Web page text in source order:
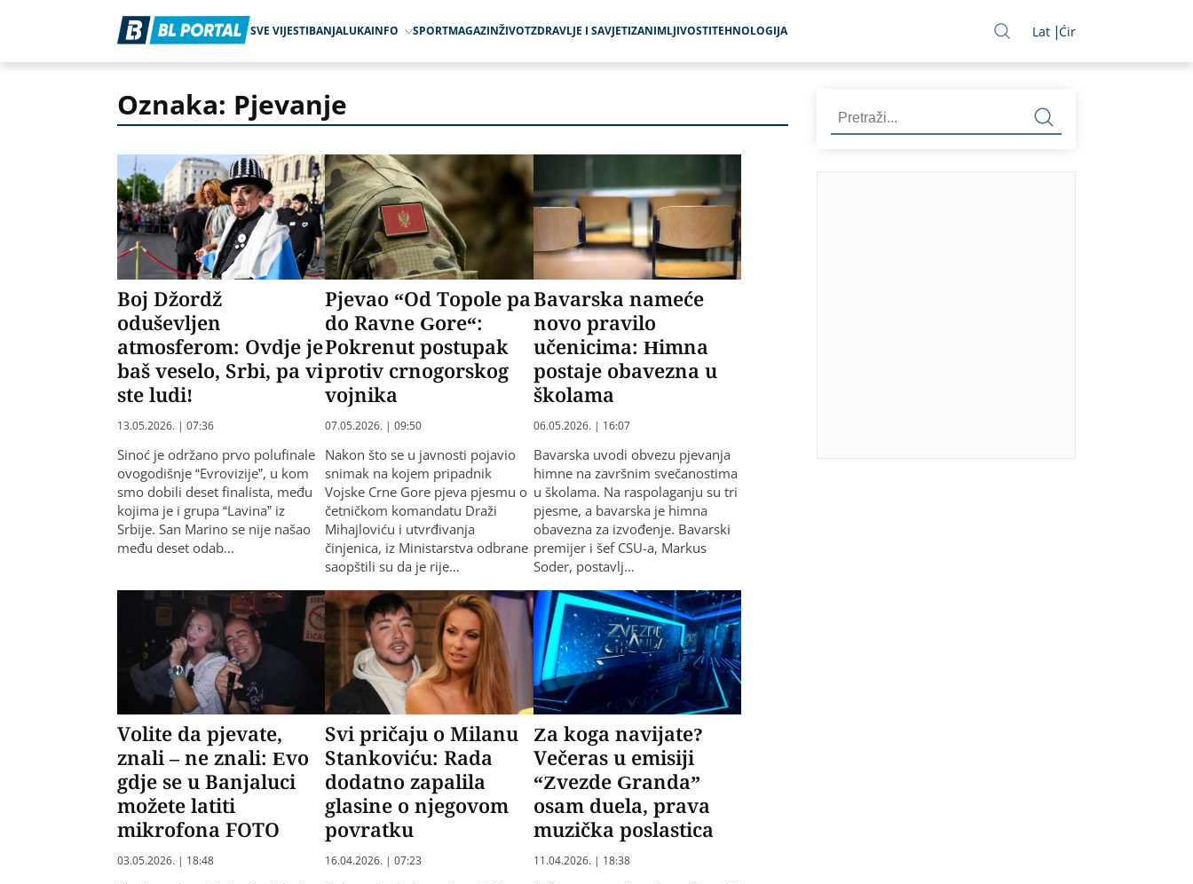
SVE VIJESTIBANJALUKAINFO SPORTMAGAZINŽIVOTZDRAVLJE I SAVJETIZANIMLJIVOSTITEHNOLOGIJA Lat Ćir
Oznaka: Pjevanje
Boj Džordž
oduševljen
atmosferom: Ovdje je
baš veselo, Srbi, pa vi
ste ludi!
13.05.2026. | 07:36
Sinoć je održano prvo polufinale
ovogodišnje “Evrovizije”, u kom
smo dobili deset finalista, među
kojima je i grupa “Lavina” iz
Srbije. San Marino se nije našao
među deset odab…
Pjevao “Od Topole pa
do Ravne Gore“:
Pokrenut postupak
protiv crnogorskog
vojnika
07.05.2026. | 09:50
Nakon što se u javnosti pojavio
snimak na kojem pripadnik
Vojske Crne Gore pjeva pjesmu o
četničkom komandatu Draži
Mihajloviću i utvrđivanja
činjenica, iz Ministarstva odbrane
saopštili su da je rije…
Bavarska nameće
novo pravilo
učenicima: Himna
postaje obavezna u
školama
06.05.2026. | 16:07
Bavarska uvodi obvezu pjevanja
himne na završnim svečanostima
u školama. Na raspolaganju su tri
pjesme, a bavarska je himna
obavezna za izvođenje. Bavarski
premijer i šef CSU-a, Markus
Soder, postavlj…
Volite da pjevate,
znali – ne znali: Evo
gdje se u Banjaluci
možete latiti
mikrofona FOTO
03.05.2026. | 18:48
Svi pričaju o Milanu
Stankoviću: Rada
dodatno zapalila
glasine o njegovom
povratku
16.04.2026. | 07:23
Za koga navijate?
Večeras u emisiji
“Zvezde Granda”
osam duela, prava
muzička poslastica
11.04.2026. | 18:38